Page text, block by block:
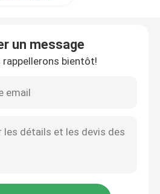
un message
rappellerons bientôt!